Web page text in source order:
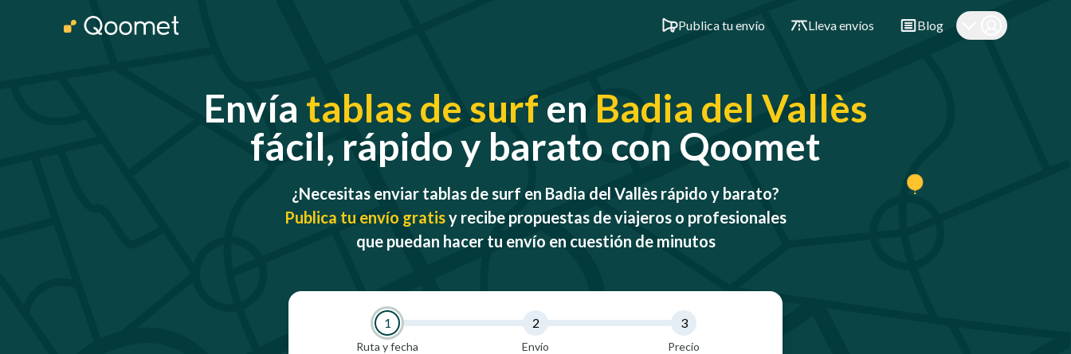
Publica tu envío Lleva envíos Blog
Envía tablas de surf en Badia del Vallès
fácil, rápido y barato con Qoomet
¿Necesitas enviar tablas de surf en Badia del Vallès rápido y barato?
Publica tu envío gratisy recibe propuestas de viajeros o profesionales
que puedan hacer tu envío en cuestión de minutos
1
Ruta y fecha
2
Envío
3
Precio